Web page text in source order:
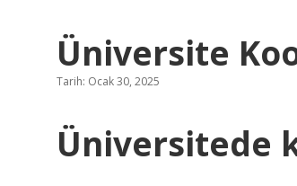
Üniversite
Tarih: Ocak 30, 2025
Üniversitede